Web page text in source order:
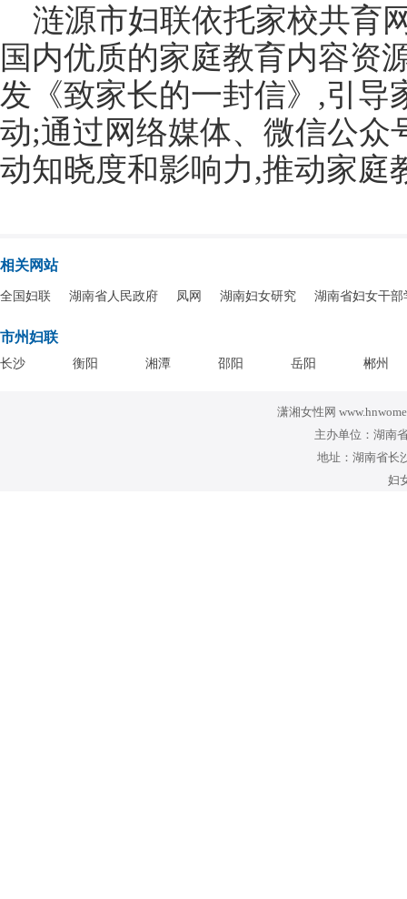
涟源市妇联依托家校共育
国内优质的家庭教育内容资
发《致家长的一封信》,引导
动;通过网络媒体、微信公众
动知晓度和影响力,推动家庭
相关网站
全国妇联 湖南省人民政府 凤网 湖南妇女研究 湖南省妇女干部
市州妇联
长沙 衡阳 湘潭 邵阳 岳阳 郴州
潇湘女性网
主办单位：湖南
地址：湖南省长
妇